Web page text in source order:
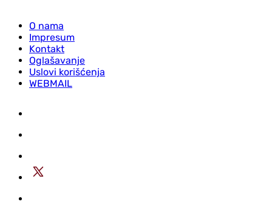
O nama
Impresum
Kontakt
Oglašavanje
Uslovi korišćenja
WEBMAIL